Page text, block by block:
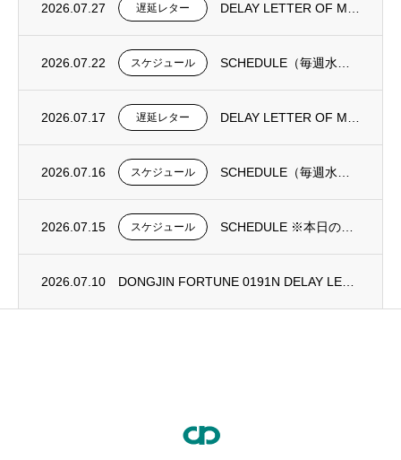
2026.07.27 遅延レター
2026.07.22 スケジュール
2026.07.17 遅延レター
2026.07.16 スケジュール
2026.07.15 スケジュール
2026.07.10